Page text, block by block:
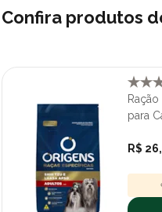
Confira produtos
para
R$